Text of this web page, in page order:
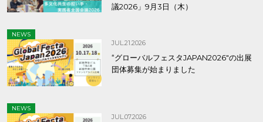
議2026」9月3日（木）
NEWS
JUL.21.2026
“グローバルフェスタJAPAN2026″の出展
団体募集が始まりました
NEWS
JUL.07.2026